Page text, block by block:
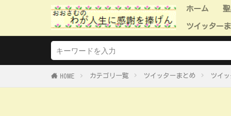
ホーム
ツイッター
HOME カテゴリ一覧 ツイッターまとめ ツイッ